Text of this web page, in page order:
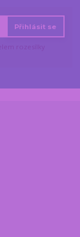
Přihlásit se